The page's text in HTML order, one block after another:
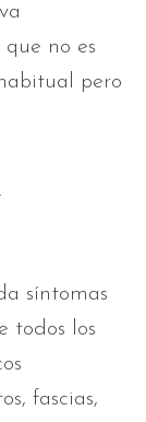
no es
pero
síntomas
todos los
fascias,